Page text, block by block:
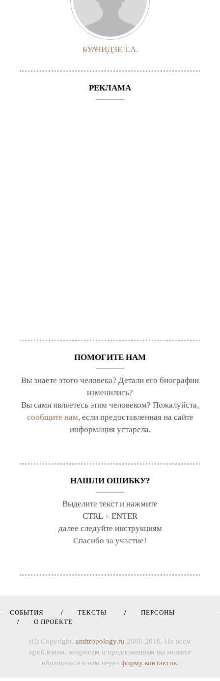
БУАЧИДЗЕ Т.А.
РЕКЛАМА
ПОМОГИТЕ НАМ
Вы знаете этого человека? Детали его биографии
изменились?
Вы сами являетесь этим человеком? Пожалуйста,
сообщите нам, если предоставленная на сайте
информация устарела.
НАШЛИ ОШИБКУ?
Выделите текст и нажмите
CTRL + ENTER
далее следуйте инструкциям
Спасибо за участие!
СОБЫТИЯ ТЕКСТЫ
ПЕРСОНЫ
О ПРОЕКТЕ
(C) Copyright, anthropology.ru 2000-2016. По всем
проблемам, вопросам и предложениям вы можете
обращаться к нам через форму контактов.